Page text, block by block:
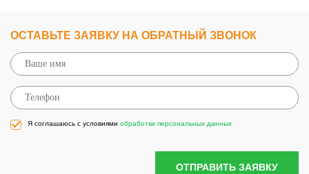
ОСТАВЬТЕ ЗАЯВКУ НА ОБРАТНЫЙ ЗВОНОК
Я соглашаюсь с условиями обработки персональных данных
ОТПРАВИТЬ ЗАЯВКУ